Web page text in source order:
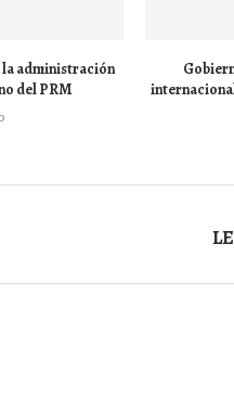
la administración
del PRM